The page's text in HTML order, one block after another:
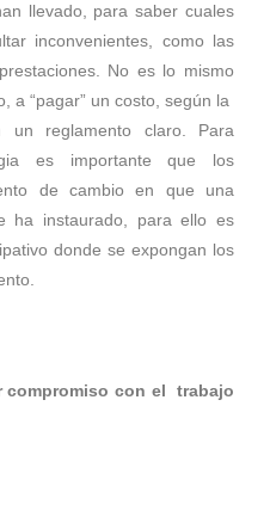
llevado, para saber cuales
inconvenientes, como las
No es lo mismo
a “pagar” un costo, según la
reglamento claro. Para
es importante que los
de cambio en que una
ha instaurado, para ello es
donde se expongan los
compromiso con el trabajo